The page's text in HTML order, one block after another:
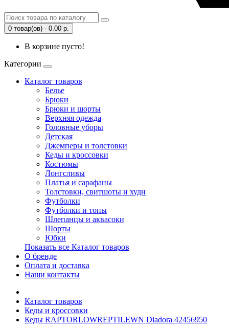
0 товар(ов) - 0.00 р.
В корзине пусто!
Категории
Каталог товаров
Белье
Брюки
Брюки и шорты
Верхняя одежда
Головные уборы
Детская
Джемперы и толстовки
Кеды и кроссовки
Костюмы
Лонгсливы
Платья и сарафаны
Толстовки, свитшоты и худи
Футболки
Футболки и топы
Шлепанцы и аквасоки
Шорты
Юбки
Показать все Каталог товаров
О бренде
Оплата и доставка
Наши контакты
Каталог товаров
Кеды и кроссовки
Кеды RAPTORLOWREPTILEWN Diadora 42456950